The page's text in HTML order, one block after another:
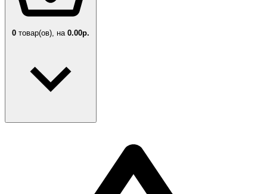
0 товар(ов), на 0.00р.